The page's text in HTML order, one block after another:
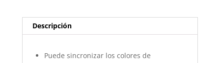
Descripción
Puede sincronizar los colores de